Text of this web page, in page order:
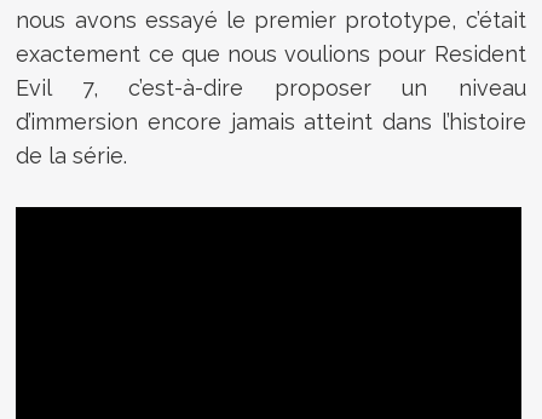
nous avons essayé le premier prototype, c’était
exactement ce que nous voulions pour Resident
Evil 7, c’est-à-dire proposer un niveau
d’immersion encore jamais atteint dans l’histoire
de la série.